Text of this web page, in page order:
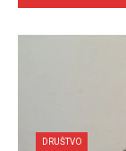
DRUŠTVO